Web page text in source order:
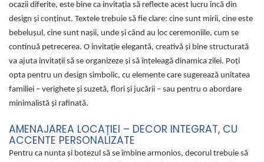
ocazii diferite, este bine ca invitația să reflecte acest lucru încă din
design și conținut. Textele trebuie să fie clare: cine sunt mirii, cine este
bebelușul, cine sunt nașii, unde și când au loc ceremoniile, cum se
continuă petrecerea. O invitație elegantă, creativă și bine structurată
va ajuta invitații să se organizeze și să înțeleagă dinamica zilei. Poți
opta pentru un design simbolic, cu elemente care sugerează unitatea
familiei – verighete și suzetă, flori și jucării – sau pentru o abordare
minimalistă și rafinată.
AMENAJAREA LOCAȚIEI – DECOR INTEGRAT, CU
ACCENTE PERSONALIZATE
Pentru ca nunta și botezul să se îmbine armonios, decorul trebuie să